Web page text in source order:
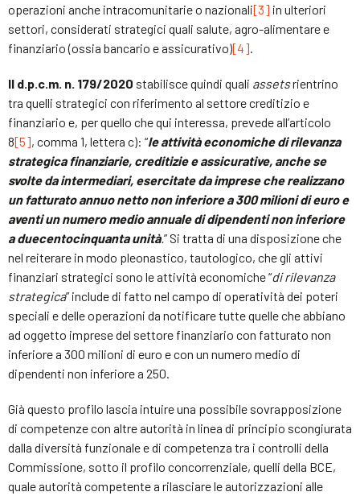
operazioni anche intracomunitarie o nazionali[3] in ulteriori
settori, considerati strategici quali salute, agro-alimentare e
finanziario (ossia bancario e assicurativo)[4].
Il d.p.c.m. n. 179/2020 stabilisce quindi quali assetsrientrino
tra quelli strategici con riferimento al settore creditizio e
finanziario e, per quello che qui interessa, prevede all’articolo
8[5], comma 1, lettera c): “le attività economiche di rilevanza
strategica finanziarie, creditizie e assicurative, anche se
svolte da intermediari, esercitate da imprese che realizzano
un fatturato annuo netto non inferiore a 300 milioni di euro e
aventi un numero medio annuale di dipendenti non inferiore
a duecentocinquanta unità.” Si tratta di una disposizione che
nel reiterare in modo pleonastico, tautologico, che gli attivi
finanziari strategici sono le attività economiche “di rilevanza
strategica” include di fatto nel campo di operatività dei poteri
speciali e delle operazioni da notificare tutte quelle che abbiano
ad oggetto imprese del settore finanziario con fatturato non
inferiore a 300 milioni di euro e con un numero medio di
dipendenti non inferiore a 250.
Già questo profilo lascia intuire una possibile sovrapposizione
di competenze con altre autorità in linea di principio scongiurata
dalla diversità funzionale e di competenza tra i controlli della
Commissione, sotto il profilo concorrenziale, quelli della BCE,
quale autorità competente a rilasciare le autorizzazioni alle